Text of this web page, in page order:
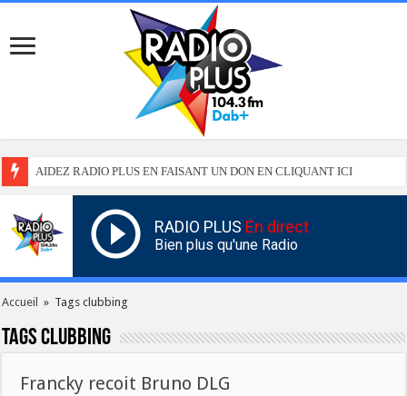
AIDEZ RADIO PLUS EN FAISANT UN DON EN CLIQUANT ICI
RADIO PLUS En direct
Bien plus qu'une Radio
Accueil » Tags clubbing
Tagsclubbing
Francky recoit Bruno DLG